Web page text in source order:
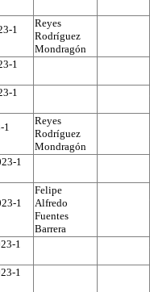
1
Reyes
Rodríguez
Mondragón
1
1
1
Reyes
Rodríguez
Mondragón
1
1
Felipe
Alfredo
Fuentes
Barrera
1
1